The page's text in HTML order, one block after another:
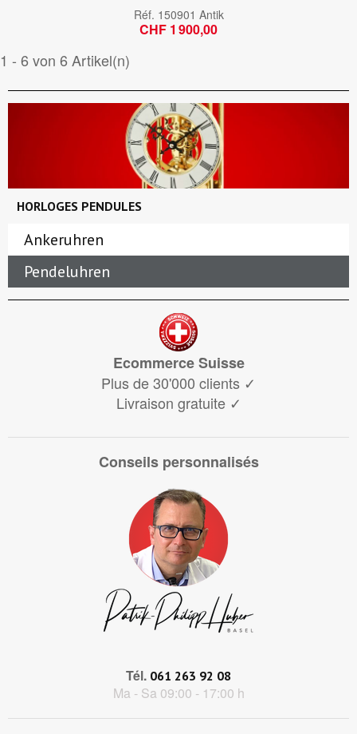
Réf. 150901 Antik
CHF 1 900,00
1 - 6 von 6 Artikel(n)
HORLOGES PENDULES
Ankeruhren
Pendeluhren
Ecommerce Suisse
Plus de 30'000 clients ✓
Livraison gratuite ✓
Conseils personnalisés
Tél. 061 263 92 08
Ma - Sa 09:00 - 17:00 h